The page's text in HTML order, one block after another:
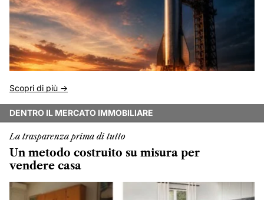
Scopri di più ->
DENTRO IL MERCATO IMMOBILIARE
La trasparenza prima di tutto
Un metodo costruito su misura per
vendere casa